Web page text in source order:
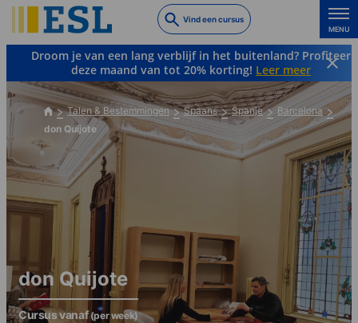
to
main
content
Vind een cursus
MENU
Droom je van een lang verblijf in het buitenland? Profiteer
deze maand van tot 20% korting! Leer meer
Talen & Bestemmingen Spaans Spanje
Barcelona
don Quijote
don Quijote
Cursus vanaf(per week)